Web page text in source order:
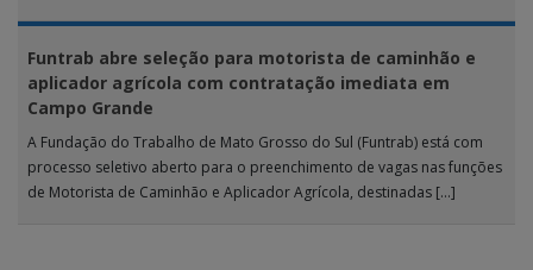
Funtrab abre seleção para motorista de caminhão e
aplicador agrícola com contratação imediata em
Campo Grande
A Fundação do Trabalho de Mato Grosso do Sul (Funtrab) está com
processo seletivo aberto para o preenchimento de vagas nas funções
de Motorista de Caminhão e Aplicador Agrícola, destinadas […]